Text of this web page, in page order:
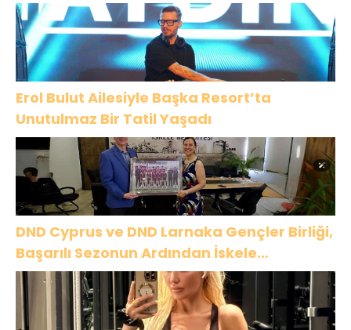
Erol Bulut Ailesiyle Başka Resort’ta
Unutulmaz Bir Tatil Yaşadı
DND Cyprus ve DND Larnaka Gençler Birliği,
Başarılı Sezonun Ardından İskele
Belediyesi’nde Bir Araya Geldi